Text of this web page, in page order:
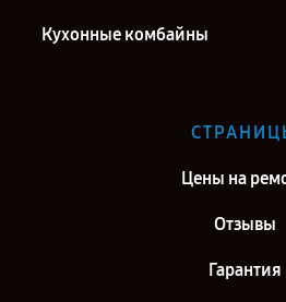
Кухонные комбайны
Цены на
Отзывы
Гарантия